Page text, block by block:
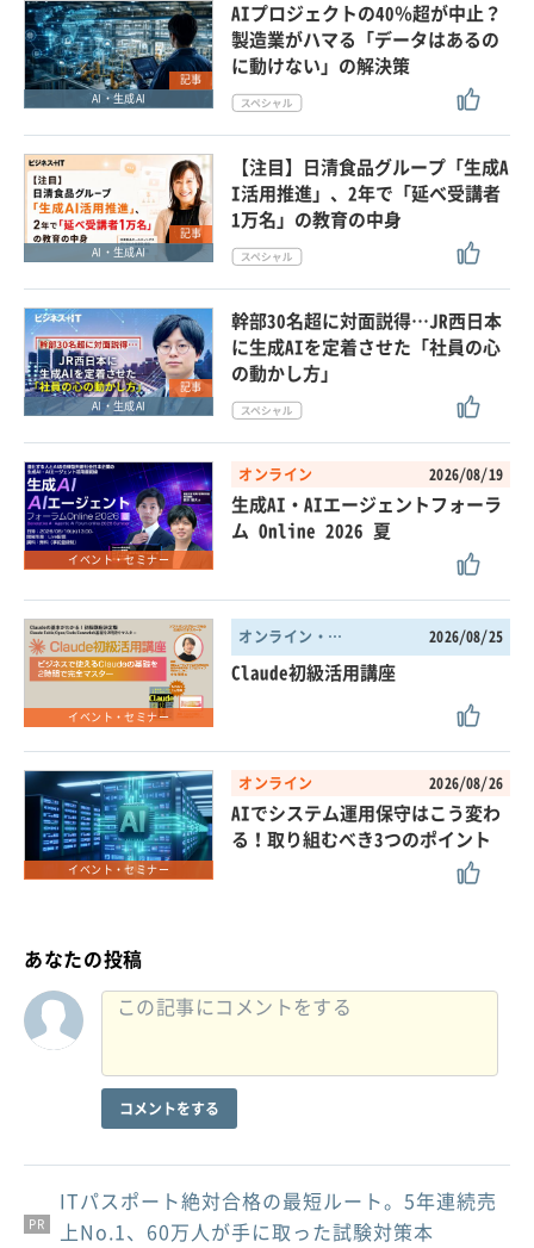
記事
AI・生成AI
AIプロジェクトの40％超が中止？
製造業がハマる「データはあるの
に動けない」の解決策
記事
AI・生成AI
【注目】日清食品グループ「生成A
I活用推進」、2年で「延べ受講者
1万名」の教育の中身
記事
AI・生成AI
幹部30名超に対面説得…JR西日本
に生成AIを定着させた「社員の心
の動かし方」
イベント・セミナー
オンライン 2026/08/19
生成AI・AIエージェントフォーラ
ム Online 2026 夏
イベント・セミナー
オンライン・東京都 2026/08/25
Claude初級活用講座
イベント・セミナー
オンライン 2026/08/26
AIでシステム運用保守はこう変わ
る！取り組むべき3つのポイント
あなたの投稿
コメントをする
PR
PR
PR
ITパスポート絶対合格の最短ルート。5年連続売
上No.1、60万人が手に取った試験対策本